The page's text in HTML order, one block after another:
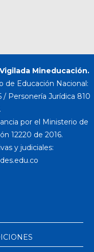
Mineducación.
de Educación Nacional:
/ Personería Jurídica 810
por el Ministerio de
12220 de 2016.
y judiciales: